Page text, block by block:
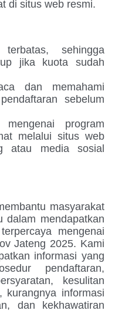
di situs web resmi.
sehingga
jika kuota sudah
dan memahami
sebelum
program
melalui situs web
atau media sosial
masyarakat
dalam mendapatkan
mengenai
Jateng 2025. Kami
informasi yang
pendaftaran,
kesulitan
kurangnya informasi
dan kekhawatiran